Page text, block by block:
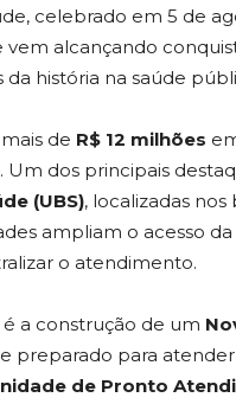
celebrado em 5 de
alcançando
história na saúde
de R$ 12 milhões
dos principais
(UBS), localizadas
ampliam o acesso
o atendimento.
a construção de um
preparado para
de Pronto